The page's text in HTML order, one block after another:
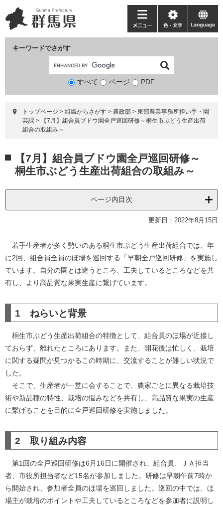
ー
ジ
ニ
ュ
て
キーワードでさがす
検
象
すべて ページ PDF
メ
ニ
ー
色・
文
language
トップページ > 組織からさがす > 農政部 > 東部農業事務所担い手・園
芸課 >
【7月】組合員ブドウ園全戸巡回研修～桐生市ぶどう生産出荷
組合の取組み～
文
【7月】組合員ブドウ園全戸巡回研修～
桐生市ぶどう生産出荷組合の取組み～
ページ内目次
更新日：2022年8月15日
若手生産者が多く勢いのある桐生市ぶどう生産出荷組合では、年
に2回、組合員全員のほ場を巡回する「早朝全戸巡回研修」を実施し
ています。自分の園とは違うところ、工夫しているところなどを共
有し、より高品質な果実生産に繋げています。
1 ねらいと背景
桐生市ぶどう生産出荷組合の特徴として、組合員のほ場が近接し
ておらず、離れたところにあります。また、開花後は忙しく、栽培
に関する疑問が見つかるこの時期に、交流することが難しい状況で
した。
そこで、生産者が一堂に会することで、農家ごとに異なる栽培技
術や新品種の特性、栽培の悩みなどを共有し、高品質な果実の生産
に繋げることを目的に全戸巡回研修を実施しました。
2 取り組み内容
第1回の全戸巡回研修は6月16日に開催され、組合員、ＪＡ担当
者、市役所担当者など15名が参加しました。研修は早朝午前7時か
ら開始され、参加者全員のほ場を巡回しました。巡回の中では、ほ
場主が栽培のポイントや工夫しているところなどを参加者に説明し